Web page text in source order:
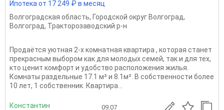
Ипотека от 17 249 ₽ в месяц
Волгоградская область, Городской округ Волгоград,
Волгоград, Тракторозаводский р-н
Продаётся уютная 2-х комнатная квартира , которая станет
прекрасным выбором как для молодых семей, так и для тех,
кто ценит комфорт и удобство расположения жилья.
Комнаты раздельные 17.1 м² и 8.1м². В собственности более
10 лет, 1 собственник. Квартира...
Константин 09.07